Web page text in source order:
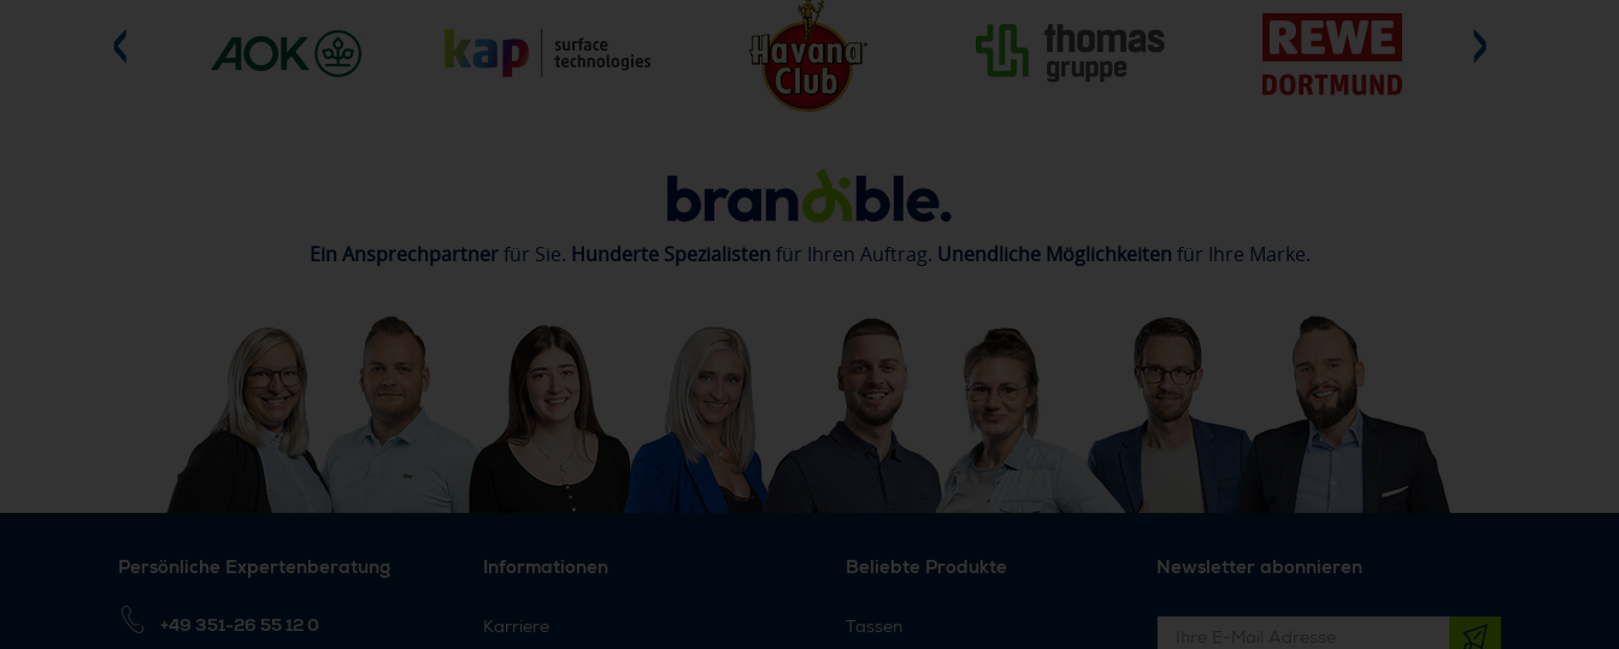
Ein Ansprechpartnerfür Sie. Hunderte Spezialisten für Ihren Auftrag. Unendliche Möglichkeiten für Ihre Marke.
Persönliche Expertenberatung
+49 351-26 55 12 0
Informationen
Karriere
Beliebte Produkte
Tassen
Newsletter abonnieren